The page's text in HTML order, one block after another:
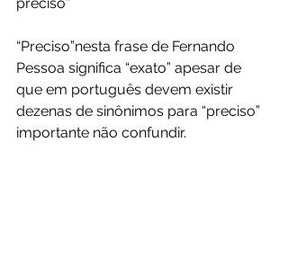
“Preciso”nesta frase de Fernando
Pessoa significa “exato” apesar de
que em português devem existir
dezenas de sinônimos para “preciso”
importante não confundir.